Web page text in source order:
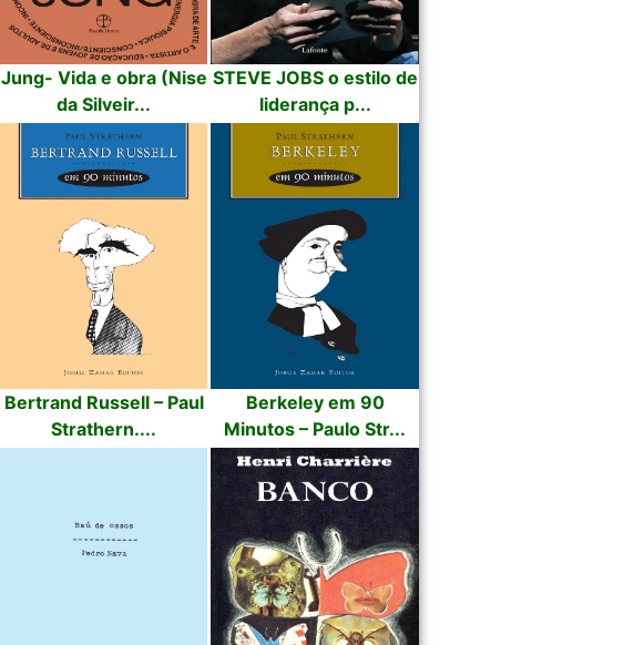
Jung- Vida e obra (Nise
da Silveir...
STEVE JOBS o estilo de
liderança p...
Bertrand Russell – Paul
Strathern....
Berkeley em 90
Minutos – Paulo Str...